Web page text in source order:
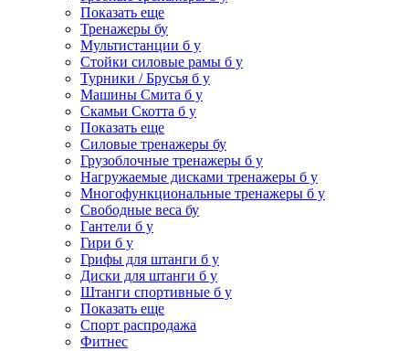
Показать еще
Тренажеры бу
Мультистанции б у
Стойки силовые рамы б у
Турники / Брусья б у
Машины Смита б у
Скамьи Скотта б у
Показать еще
Силовые тренажеры бу
Грузоблочные тренажеры б у
Нагружаемые дисками тренажеры б у
Многофункциональные тренажеры б у
Свободные веса бу
Гантели б у
Гири б у
Грифы для штанги б у
Диски для штанги б у
Штанги спортивные б у
Показать еще
Спорт распродажа
Фитнес